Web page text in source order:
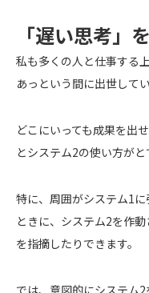
「遅い思考」
私も多くの人と仕事する
あっという間に出世して
どこにいっても成果を出
とシステム2の使い方がと
特に、周囲がシステム1
ときに、システム2を作
を指摘したりできます。